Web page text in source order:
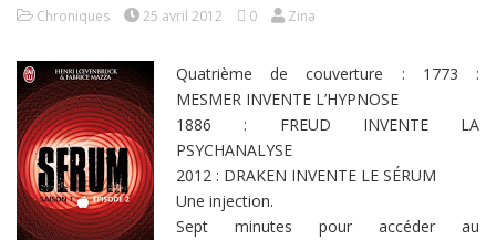
Chroniques 25 avril 2012 0 Zina
Quatrième de couverture : 1773 :
MESMER INVENTE L’HYPNOSE
1886 : FREUD INVENTE LA
PSYCHANALYSE
2012 : DRAKEN INVENTE LE SÉRUM
Une injection.
Sept minutes pour accéder au